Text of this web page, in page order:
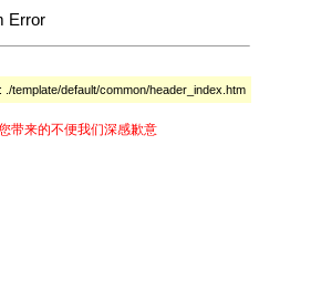
Error
template/default/common/header_index.htm
带来的不便我们深感歉意